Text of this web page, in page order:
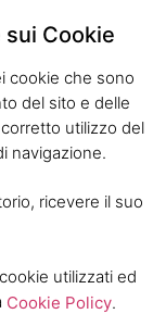
sui Cookie
cookie che sono
del sito e delle
utilizzo del
navigazione.
ricevere il suo
utilizzati ed
Cookie Policy.